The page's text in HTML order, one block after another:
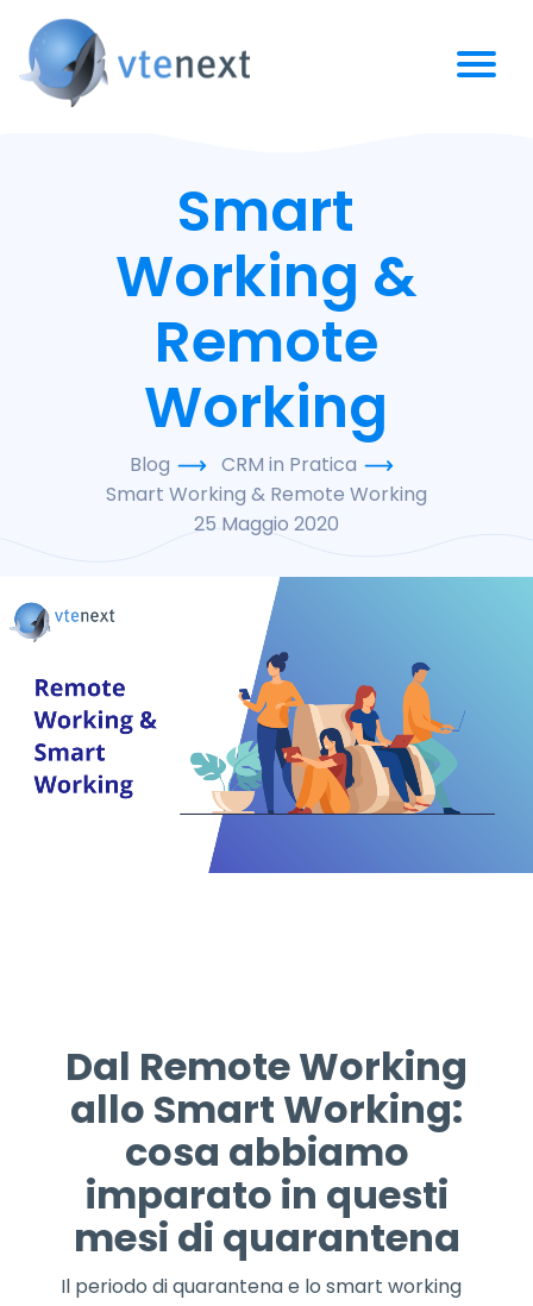
Smart
Working &
Remote
Working
Blog
CRM in Pratica
Smart Working & Remote Working
25 Maggio 2020
Dal Remote Working
allo Smart Working:
cosa abbiamo
imparato in questi
mesi di quarantena
Il periodo di quarantena e lo smart working